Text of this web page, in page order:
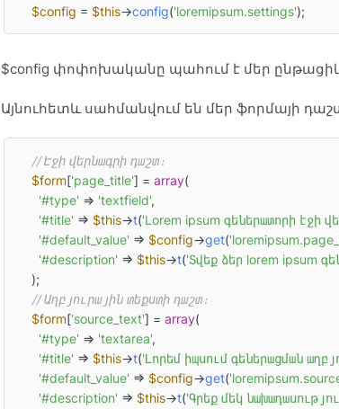
$config = $this->config('loremipsum.settings');
$config փոփոխականը պահում է մեր
Այնուհետև սահմանվում են մեր ֆորմայի
// Էջի վերնագրի դաշտ։
$form['page_title'] = array(
'#type' => 'textfield',
'#title' => $this->t('Lorem ipsum գեներատորի էջի
'#default_value' => $config->get(
'#description' => $this->t('Տվեք ձեր lorem ipsum
// Աղբյուրային տեքստի դաշտ։
$form['source_text'] = array(
'#type' => 'textarea',
'#title' => $this->t('Լորեմ իպսում գեներացման
'#default_value' => $config->get(
'#description' => $this->t('Գրեք մեկ